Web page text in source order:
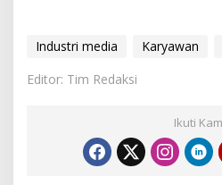
Industri media Karyawan
Editor: Tim Redaksi
Ikuti